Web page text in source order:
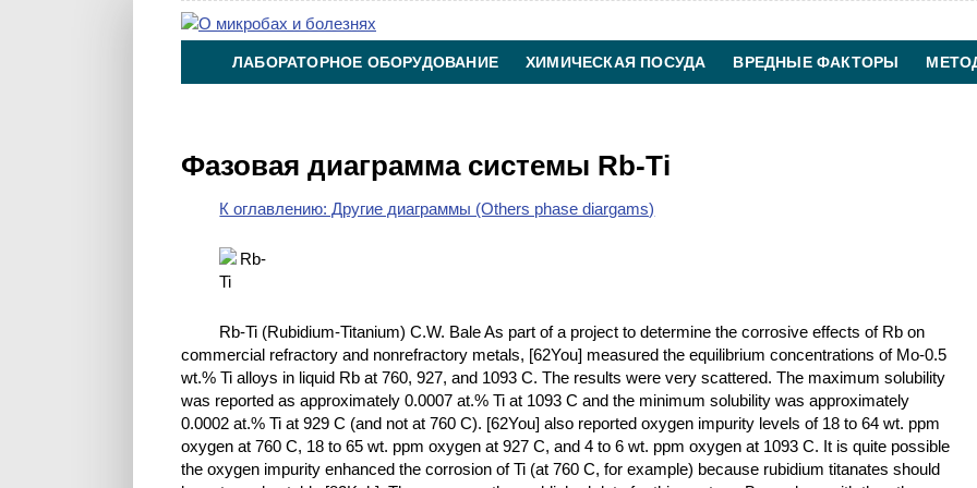
ЛАБОРАТОРНОЕ ОБОРУДОВАНИЕ ХИМИЧЕСКАЯ ПОСУДА ВРЕДНЫЕ ФАКТОРЫ
Фазовая диаграмма системы Rb-Ti
К оглавлению: Другие диаграммы (Others phase diargams)
Rb-Ti (Rubidium-Titanium) C.W. Bale As part of a project to determine the corrosive effects of Rb on
commercial refractory and nonrefractory metals, [62You] measured the equilibrium concentrations of Mo-0.5
wt.% Ti alloys in liquid Rb at 760, 927, and 1093 C. The results were very scattered. The maximum solubility
was reported as approximately 0.0007 at.% Ti at 1093 C and the minimum solubility was approximately
0.0002 at.% Ti at 929 C (and not at 760 C). [62You] also reported oxygen impurity levels of 18 to 64 wt. ppm
oxygen at 760 C, 18 to 65 wt. ppm oxygen at 927 C, and 4 to 6 wt. ppm oxygen at 1093 C. It is quite possible
the oxygen impurity enhanced the corrosion of Ti (at 760 C, for example) because rubidium titanates should